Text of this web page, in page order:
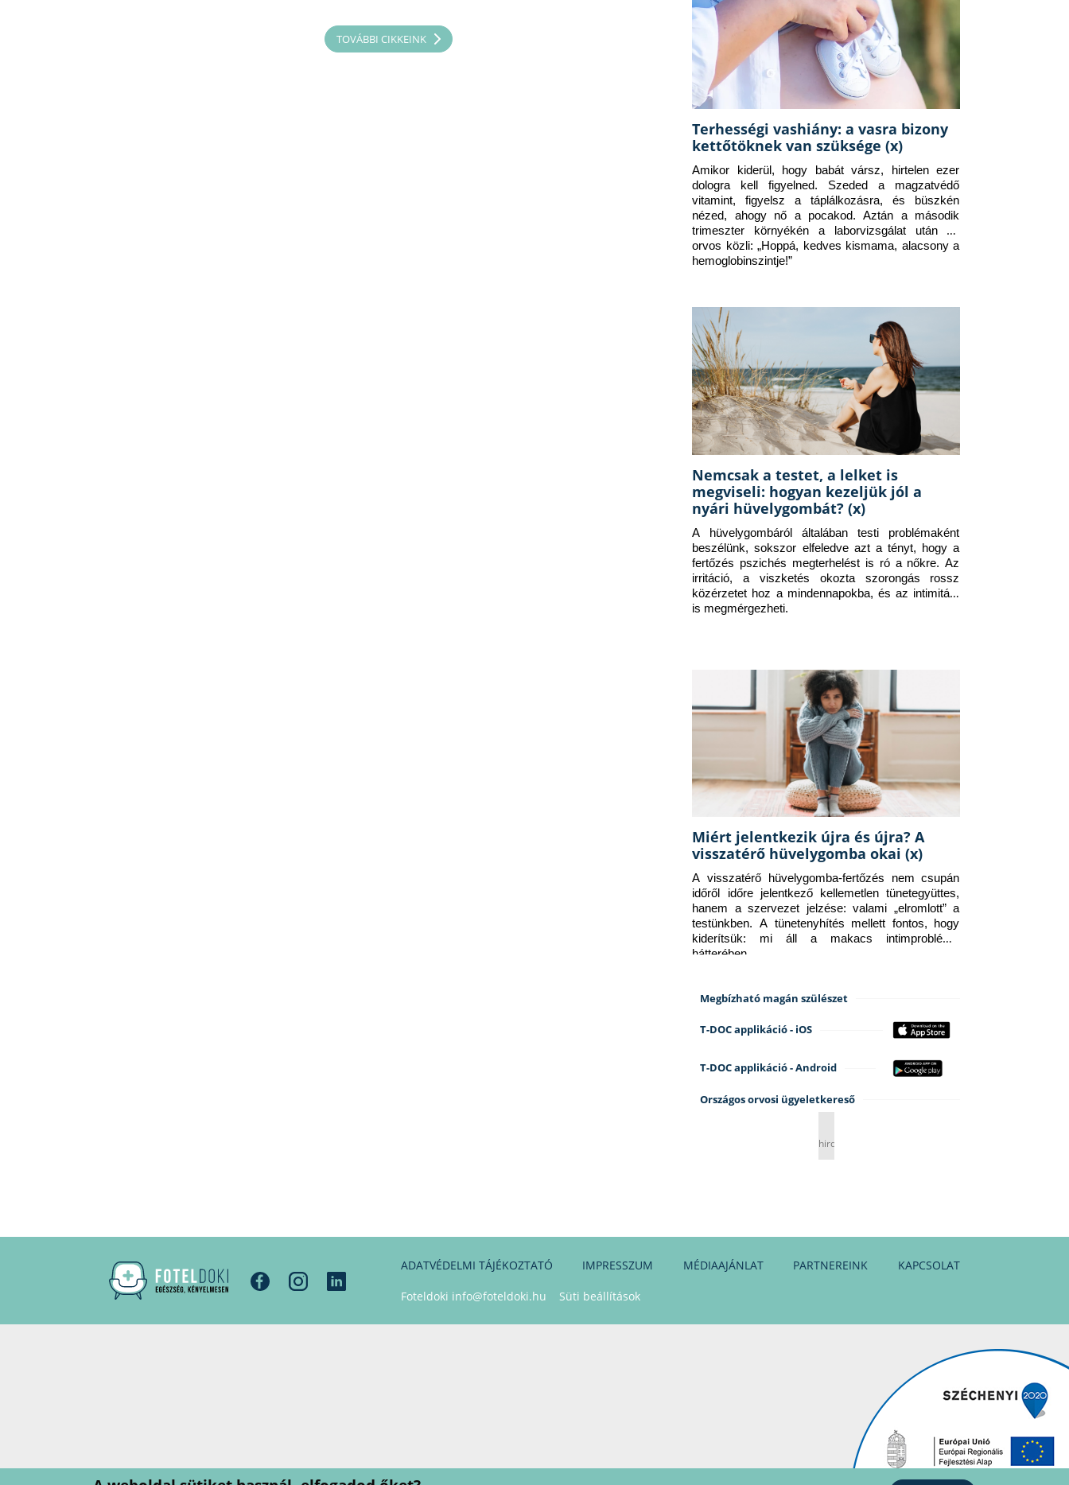
TOVÁBBI CIKKEINK
Terhességi vashiány: a vasra bizony
kettőtöknek van szüksége (x)
Amikor kiderül, hogy babát vársz, hirtelen ezer
dologra kell figyelned. Szeded a magzatvédő
vitamint, figyelsz a táplálkozásra, és büszkén
nézed, ahogy nő a pocakod. Aztán a második
trimeszter környékén a laborvizsgálat után az
orvos közli: „Hoppá, kedves kismama, alacsony a
hemoglobinszintje!”
Nemcsak a testet, a lelket is
megviseli: hogyan kezeljük jól a
nyári hüvelygombát? (x)
A hüvelygombáról általában testi problémaként
beszélünk, sokszor elfeledve azt a tényt, hogy a
fertőzés pszichés megterhelést is ró a nőkre. Az
irritáció, a viszketés okozta szorongás rossz
közérzetet hoz a mindennapokba, és az intimitást
is megmérgezheti.
Miért jelentkezik újra és újra? A
visszatérő hüvelygomba okai (x)
A visszatérő hüvelygomba-fertőzés nem csupán
időről időre jelentkező kellemetlen tünetegyüttes,
hanem a szervezet jelzése: valami „elromlott” a
testünkben. A tünetenyhítés mellett fontos, hogy
kiderítsük: mi áll a makacs intimprobléma
hátterében.
Megbízható magán szülészet
T-DOC applikáció - iOS
T-DOC applikáció - Android
Országos orvosi ügyeletkereső
hirdetés
ADATVÉDELMI TÁJÉKOZTATÓ IMPRESSZUM MÉDIAAJÁNLAT PARTNEREINK KAPCSOLAT
Foteldoki info@foteldoki.hu Süti beállítások